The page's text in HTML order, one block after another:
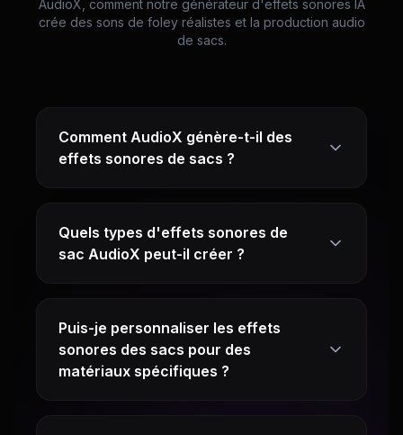
AudioX, comment notre générateur d'effets sonores IA
crée des sons de foley réalistes et la production audio
de sacs.
Comment AudioX génère-t-il des
effets sonores de sacs ?
Quels types d'effets sonores de
sac AudioX peut-il créer ?
Puis-je personnaliser les effets
sonores des sacs pour des
matériaux spécifiques ?